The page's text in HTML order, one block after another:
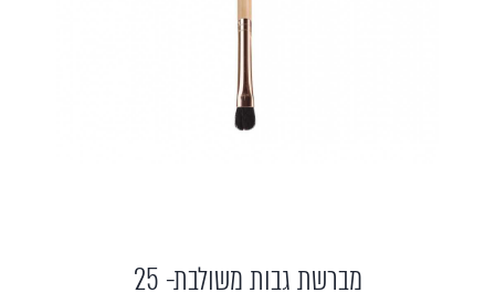
מברשת גבות משולבת- 25